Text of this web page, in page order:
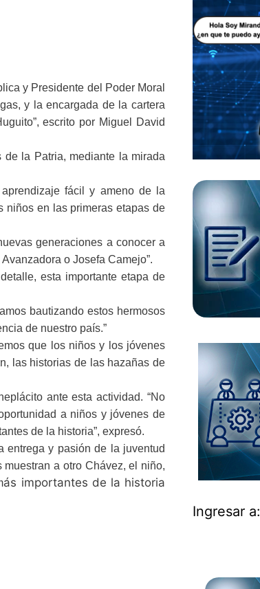
y Presidente del Poder Moral
y la encargada de la cartera
escrito por Miguel David
la Patria, mediante la mirada
fácil y ameno de la
niños en las primeras etapas de
generaciones a conocer a
o Josefa Camejo”.
esta importante etapa de
bautizando estos hermosos
de nuestro país.”
que los niños y los jóvenes
las historias de las hazañas de
ante esta actividad. “No
a niños y jóvenes de
de la historia”, expresó.
entrega y pasión de la juventud
a otro Chávez, el niño,
ás importantes de la historia
Ingresar a: